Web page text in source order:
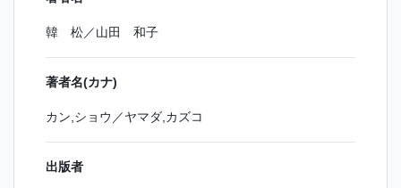
韓 松／山田 和子
著者名(カナ)
カン,ショウ／ヤマダ,カズコ
出版者